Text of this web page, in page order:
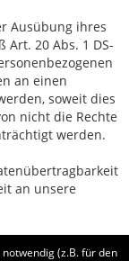
Ausübung ihres
Art. 20 Abs. 1 DS-
an einen
soweit dies
nicht die Rechte
werden.
an unsere
(z.B. für den